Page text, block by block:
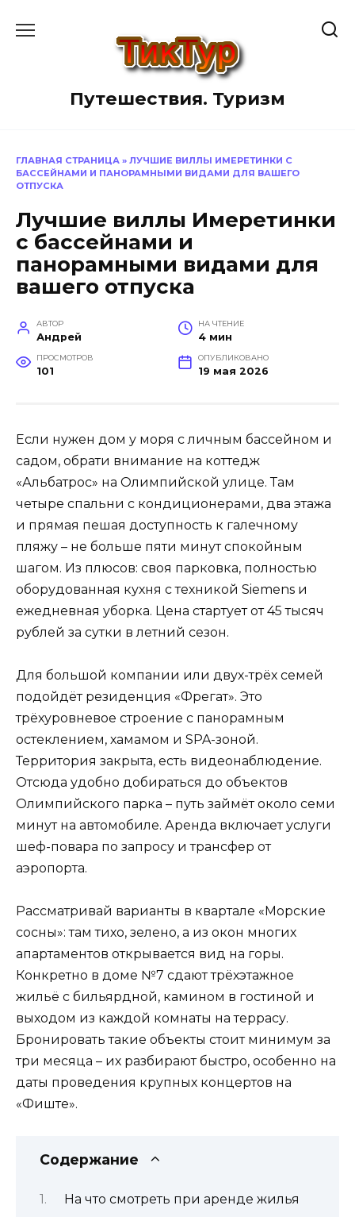
Путешествия. Туризм
ГЛАВНАЯ СТРАНИЦА » ЛУЧШИЕ ВИЛЛЫ ИМЕРЕТИНКИ С
БАССЕЙНАМИ И ПАНОРАМНЫМИ ВИДАМИ ДЛЯ ВАШЕГО
ОТПУСКА
Лучшие виллы Имеретинки
с бассейнами и
панорамными видами для
вашего отпуска
АВТОР
Андрей
НА ЧТЕНИЕ
4 мин
ПРОСМОТРОВ
101
ОПУБЛИКОВАНО
19 мая 2026
Если нужен дом у моря с личным бассейном и
садом, обрати внимание на коттедж
«Альбатрос» на Олимпийской улице. Там
четыре спальни с кондиционерами, два этажа
и прямая пешая доступность к галечному
пляжу – не больше пяти минут спокойным
шагом. Из плюсов: своя парковка, полностью
оборудованная кухня с техникой Siemens и
ежедневная уборка. Цена стартует от 45 тысяч
рублей за сутки в летний сезон.
Для большой компании или двух-трёх семей
подойдёт резиденция «Фрегат». Это
трёхуровневое строение с панорамным
остеклением, хамамом и SPA-зоной.
Территория закрыта, есть видеонаблюдение.
Отсюда удобно добираться до объектов
Олимпийского парка – путь займёт около семи
минут на автомобиле. Аренда включает услуги
шеф-повара по запросу и трансфер от
аэропорта.
Рассматривай варианты в квартале «Морские
сосны»: там тихо, зелено, а из окон многих
апартаментов открывается вид на горы.
Конкретно в доме №7 сдают трёхэтажное
жильё с бильярдной, камином в гостиной и
выходом из каждой комнаты на террасу.
Бронировать такие объекты стоит минимум за
три месяца – их разбирают быстро, особенно на
даты проведения крупных концертов на
«Фиште».
Содержание
На что смотреть при аренде жилья